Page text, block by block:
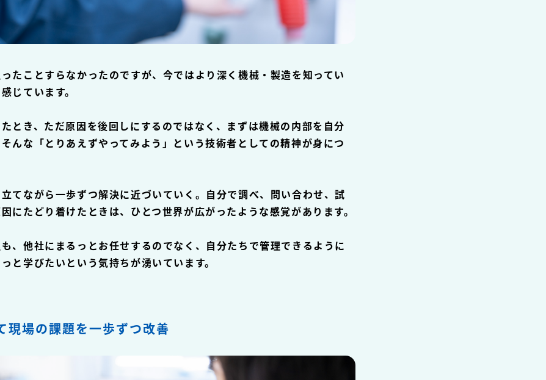
たことすらなかったのですが、今ではより深く機械・製造を知ってい
じています。
とき、ただ原因を後回しにするのではなく、まずは機械の内部を自分
んな「とりあえずやってみよう」という技術者としての精神が身につ
てながら一歩ずつ解決に近づいていく。自分で調べ、問い合わせ、試
にたどり着けたときは、ひとつ世界が広がったような感覚があります。
、他社にまるっとお任せするのでなく、自分たちで管理できるように
と学びたいという気持ちが湧いています。
現場の課題を一歩ずつ改善